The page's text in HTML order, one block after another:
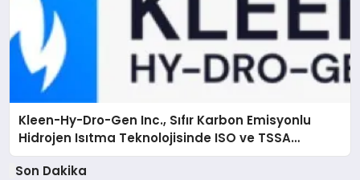
Kleen-Hy-Dro-Gen Inc., Sıfır Karbon Emisyonlu
Hidrojen Isıtma Teknolojisinde ISO ve TSSA
Düzenleyici Onaylarını Aldı
Son Dakika